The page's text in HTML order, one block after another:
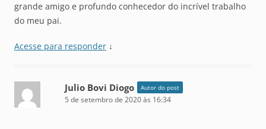
grande amigo e profundo conhecedor do incrível trabalho
do meu pai.
Acesse para responder ↓
Julio Bovi Diogo Autor do post
5 de setembro de 2020 às 16:34